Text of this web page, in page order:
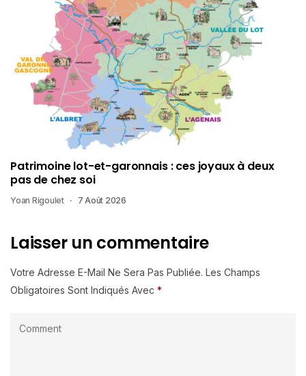
Patrimoine lot-et-garonnais : ces joyaux à deux
pas de chez soi
Yoan Rigoulet 7 Août 2026
Laisser un commentaire
Votre Adresse E-Mail Ne Sera Pas Publiée. Les Champs
Obligatoires Sont Indiqués Avec *